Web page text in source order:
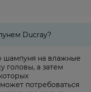
Ducray?
шампуня на влажные
головы, а затем
потребоваться